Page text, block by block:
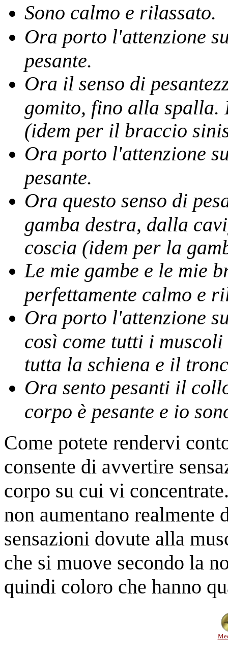
Sono calmo e rilassato.
Ora porto l'attenzione
pesante.
Ora il senso di
gomito, fino alla spalla.
(idem per il braccio
Ora porto l'attenzione
pesante.
Ora questo senso di
gamba destra, dalla
coscia (idem per la
Le mie gambe e le mie
perfettamente calmo e
Ora porto l'attenzione
così come tutti i
tutta la schiena e il
Ora sento pesanti il
corpo è pesante e io
Come potete rendervi
consente di avvertire
corpo su cui vi
non aumentano realmente
sensazioni dovute alla
che si muove secondo la
quindi coloro che hanno